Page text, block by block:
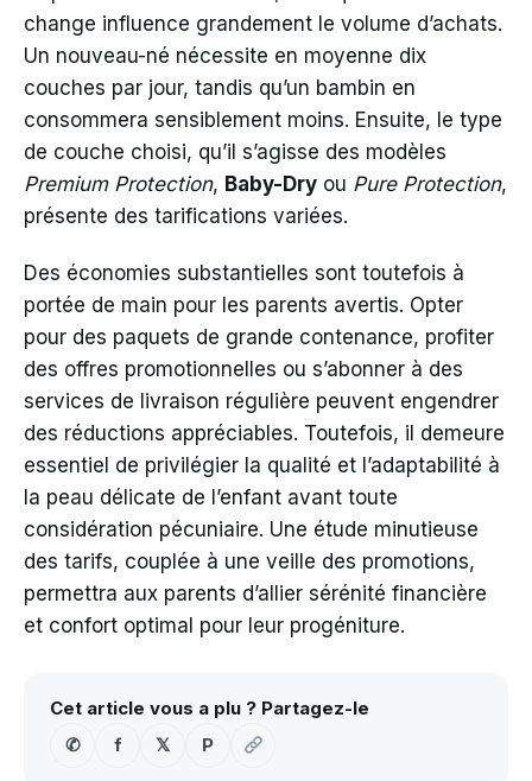
change influence grandement le volume d’achats.
Un nouveau-né nécessite en moyenne dix
couches par jour, tandis qu’un bambin en
consommera sensiblement moins. Ensuite, le type
de couche choisi, qu’il s’agisse des modèles
Premium Protection, Baby-Dry ou Pure Protection,
présente des tarifications variées.
Des économies substantielles sont toutefois à
portée de main pour les parents avertis. Opter
pour des paquets de grande contenance, profiter
des offres promotionnelles ou s’abonner à des
services de livraison régulière peuvent engendrer
des réductions appréciables. Toutefois, il demeure
essentiel de privilégier la qualité et l’adaptabilité à
la peau délicate de l’enfant avant toute
considération pécuniaire. Une étude minutieuse
des tarifs, couplée à une veille des promotions,
permettra aux parents d’allier sérénité financière
et confort optimal pour leur progéniture.
Cet article vous a plu ? Partagez-le
✆
f 𝕏 P